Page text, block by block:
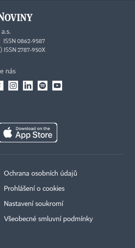
0862-9587
ISSN 2787-950X
nás
Ochrana osobních údajů
Prohlášení o cookies
Nastavení soukromí
Všeobecné smluvní podmínky